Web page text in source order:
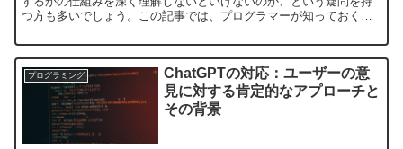
つ方も多いでしょう。この記事では、プログラマーが知っておくべ
つ...
プログラミング
ChatGPTの対応：ユーザーの意
見に対する肯定的なアプローチと
その背景